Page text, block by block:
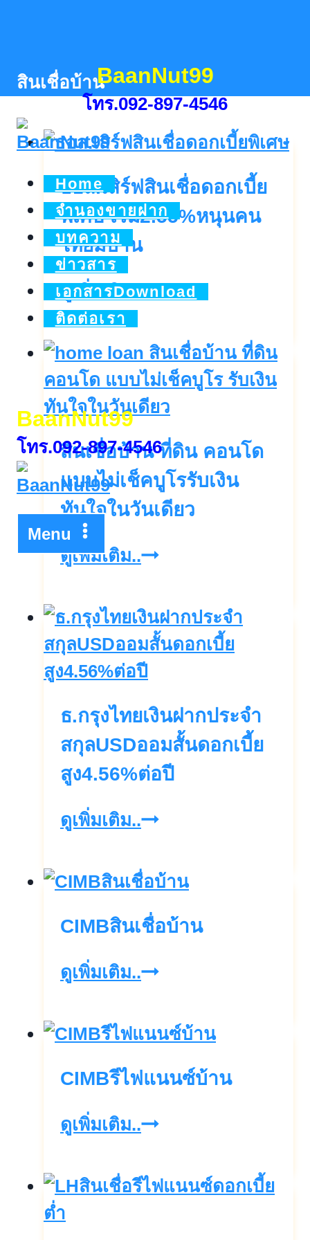
content
BaanNut99
โทร.092-897-4546
Home
จำนองขายฝาก
บทความ
ข่าวสาร
เอกสารDownload
ติดต่อเรา
BaanNut99
โทร.092-897-4546
Menu
สินเชื่อบ้าน
ธอส.เสิร์ฟสินเชื่อดอกเบี้ย
พิเศษ เริ่ม2.55%หนุนคน
ไทยมีบ้าน
ดูเพิ่มเติม..ธอส.เสิร์ฟ
เชื่อ
ดอกเบี้ย
พิเศษ
คน
ไทย
มี
สินเชื่อบ้าน ที่ดิน คอนโด
แบบไม่เช็คบูโรรับเงิน
ทันใจในวันเดียว
ดูเพิ่มเติม..สิน
บ้าน
ที่ดิน
คอน
แบบ
ไม่
เช็ค
โร
เงิน
ใน
เดียว
ธ.กรุงไทยเงินฝากประจำ
สกุลUSDออมสั้นดอกเบี้ย
สูง4.56%ต่อปี
ดูเพิ่มเติม..ธ.กรุง
เงิน
ประจำ
สั้น
สูง4.56%ต่อ
CIMBสินเชื่อบ้าน
ดูเพิ่มเติม..CIMBสิน
บ้าน
CIMBรีไฟแนนซ์บ้าน
ดูเพิ่มเติม..CIMBรี
บ้าน